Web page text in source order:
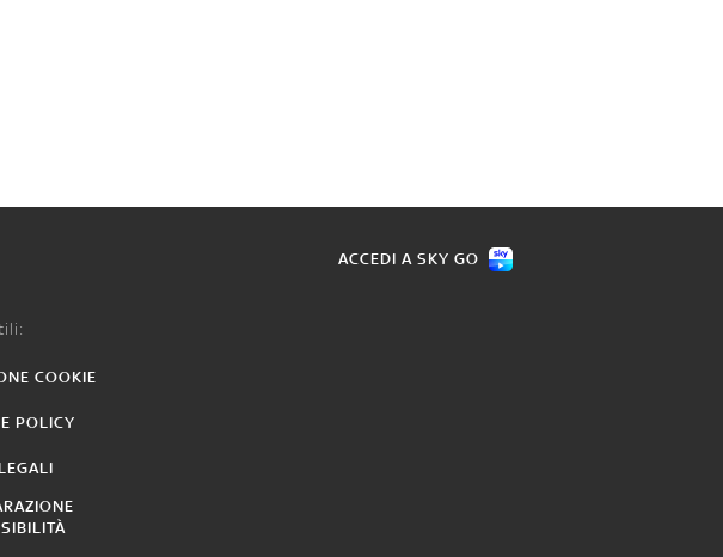
ACCEDI A SKY GO
COOKIE
POLICY